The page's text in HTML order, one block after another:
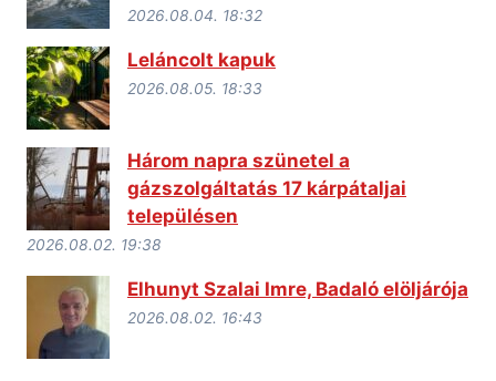
2026.08.04. 18:32
Leláncolt kapuk
2026.08.05. 18:33
Három napra szünetel a
gázszolgáltatás 17 kárpátaljai
településen
2026.08.02. 19:38
Elhunyt Szalai Imre, Badaló elöljárója
2026.08.02. 16:43